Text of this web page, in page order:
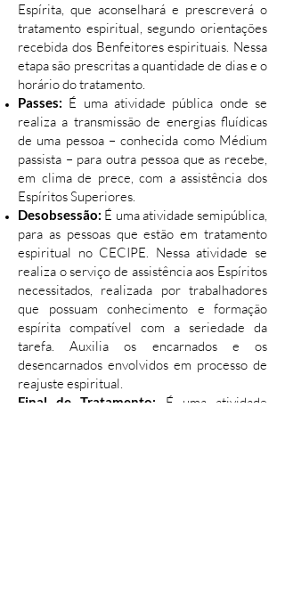
Espírita, que aconselhará e prescreverá o
tratamento espiritual, segundo orientações
recebida dos Benfeitores espirituais. Nessa
etapa são prescritas a quantidade de dias e o
horário do tratamento.
Passes: É uma atividade pública onde se
realiza a transmissão de energias fluídicas
de uma pessoa – conhecida como Médium
passista – para outra pessoa que as recebe,
em clima de prece, com a assistência dos
Espíritos Superiores.
Desobsessão: É uma atividade semipública,
para as pessoas que estão em tratamento
espiritual no CECIPE. Nessa atividade se
realiza o serviço de assistência aos Espíritos
necessitados, realizada por trabalhadores
que possuam conhecimento e formação
espírita compatível com a seriedade da
tarefa. Auxilia os encarnados e os
desencarnados envolvidos em processo de
reajuste espiritual.
Final de Tratamento:
É uma atividade